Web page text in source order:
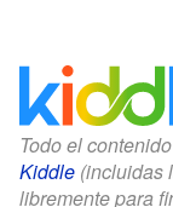
Todo el
Kiddle (incluidas
libremente para